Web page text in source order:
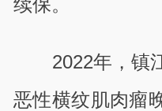
续保。
2022年，镇
恶性横纹肌肉瘤